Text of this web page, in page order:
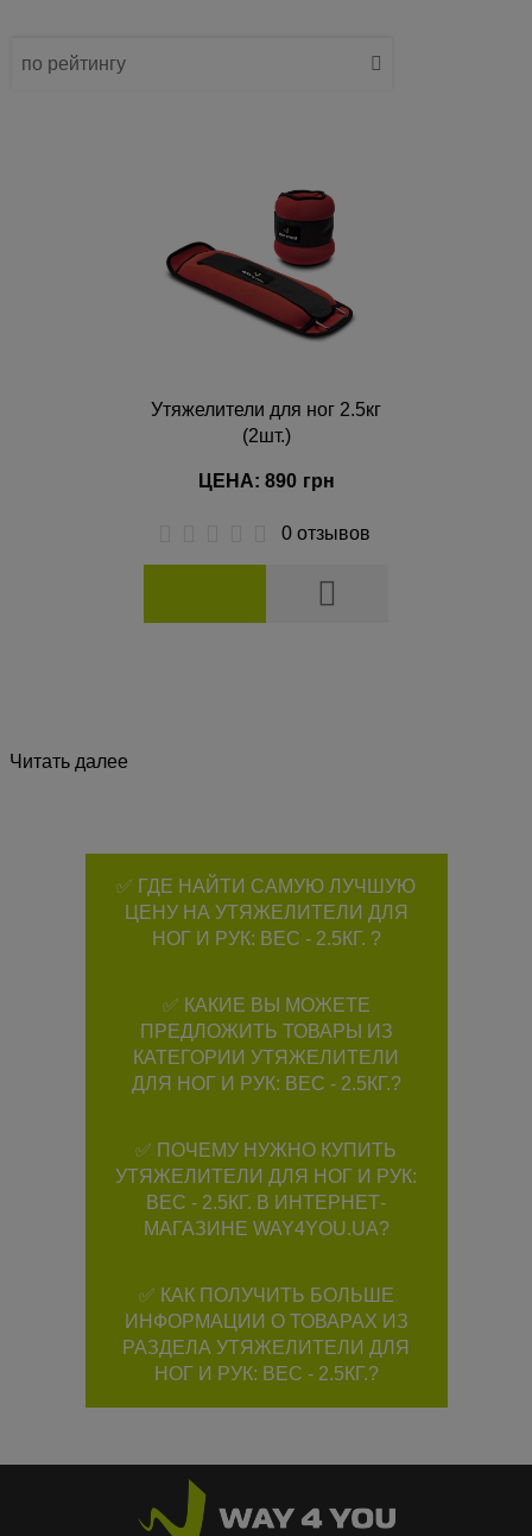
по рейтингу
Утяжелители для ног 2.5кг
(2шт.)
ЦЕНА: 890 грн
0 отзывов
Читать далее
✅ ГДЕ НАЙТИ САМУЮ ЛУЧШУЮ
ЦЕНУ НА УТЯЖЕЛИТЕЛИ ДЛЯ
НОГ И РУК: ВЕС - 2.5КГ. ?
✅ КАКИЕ ВЫ МОЖЕТЕ
ПРЕДЛОЖИТЬ ТОВАРЫ ИЗ
КАТЕГОРИИ УТЯЖЕЛИТЕЛИ
ДЛЯ НОГ И РУК: ВЕС - 2.5КГ.?
✅ ПОЧЕМУ НУЖНО КУПИТЬ
УТЯЖЕЛИТЕЛИ ДЛЯ НОГ И РУК:
ВЕС - 2.5КГ. В ИНТЕРНЕТ-
МАГАЗИНЕ WAY4YOU.UA?
✅ КАК ПОЛУЧИТЬ БОЛЬШЕ
ИНФОРМАЦИИ О ТОВАРАХ ИЗ
РАЗДЕЛА УТЯЖЕЛИТЕЛИ ДЛЯ
НОГ И РУК: ВЕС - 2.5КГ.?